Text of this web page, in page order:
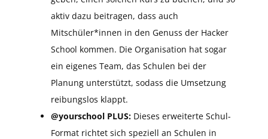
aktiv dazu beitragen, dass auch
Mitschüler*innen in den Genuss der Hacker
School kommen. Die Organisation hat sogar
ein eigenes Team, das Schulen bei der
Planung unterstützt, sodass die Umsetzung
reibungslos klappt.
@yourschool PLUS: Dieses erweiterte Schul-
Format richtet sich speziell an Schulen in